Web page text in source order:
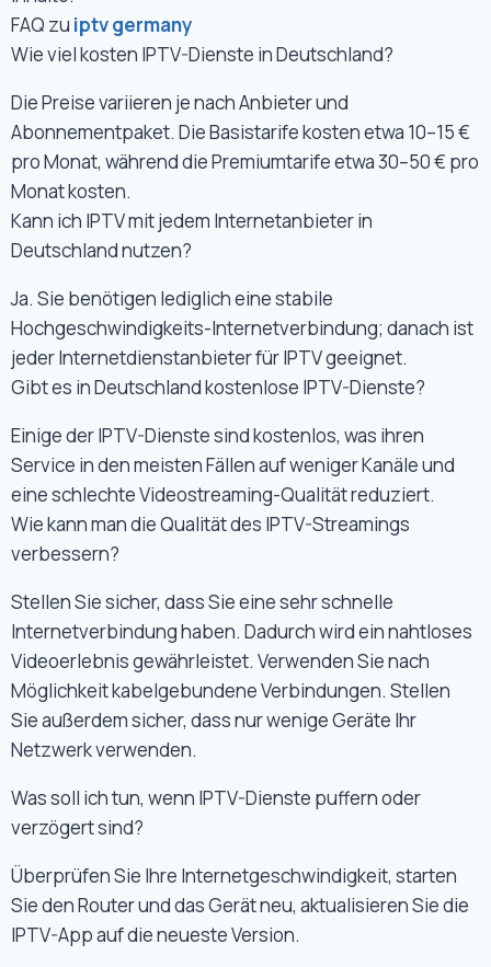
FAQ zu iptv germany
Wie viel kosten IPTV-Dienste in Deutschland?
Die Preise variieren je nach Anbieter und
Abonnementpaket. Die Basistarife kosten etwa 10–15 €
pro Monat, während die Premiumtarife etwa 30–50 € pro
Monat kosten.
Kann ich IPTV mit jedem Internetanbieter in
Deutschland nutzen?
Ja. Sie benötigen lediglich eine stabile
Hochgeschwindigkeits-Internetverbindung; danach ist
jeder Internetdienstanbieter für IPTV geeignet.
Gibt es in Deutschland kostenlose IPTV-Dienste?
Einige der IPTV-Dienste sind kostenlos, was ihren
Service in den meisten Fällen auf weniger Kanäle und
eine schlechte Videostreaming-Qualität reduziert.
Wie kann man die Qualität des IPTV-Streamings
verbessern?
Stellen Sie sicher, dass Sie eine sehr schnelle
Internetverbindung haben. Dadurch wird ein nahtloses
Videoerlebnis gewährleistet. Verwenden Sie nach
Möglichkeit kabelgebundene Verbindungen. Stellen
Sie außerdem sicher, dass nur wenige Geräte Ihr
Netzwerk verwenden.
Was soll ich tun, wenn IPTV-Dienste puffern oder
verzögert sind?
Überprüfen Sie Ihre Internetgeschwindigkeit, starten
Sie den Router und das Gerät neu, aktualisieren Sie die
IPTV-App auf die neueste Version.